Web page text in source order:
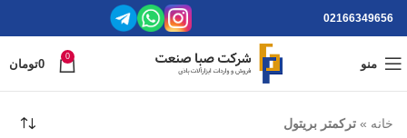
02166349656
منو
0
0تومان
خانه » ترکمتر بریتول